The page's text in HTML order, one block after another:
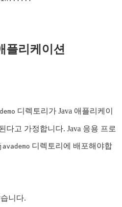
플리케이션
디렉토리가 Java 애플리케이
다고 가정합니다. Java 응용 프로
디렉토리에 배포해야합
니다.